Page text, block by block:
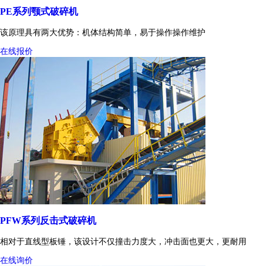
PE系列颚式破碎机
该原理具有两大优势：机体结构简单，易于操作操作维护
在线报价
PFW系列反击式破碎机
相对于直线型板锤，该设计不仅撞击力度大，冲击面也更大，更耐用
在线询价